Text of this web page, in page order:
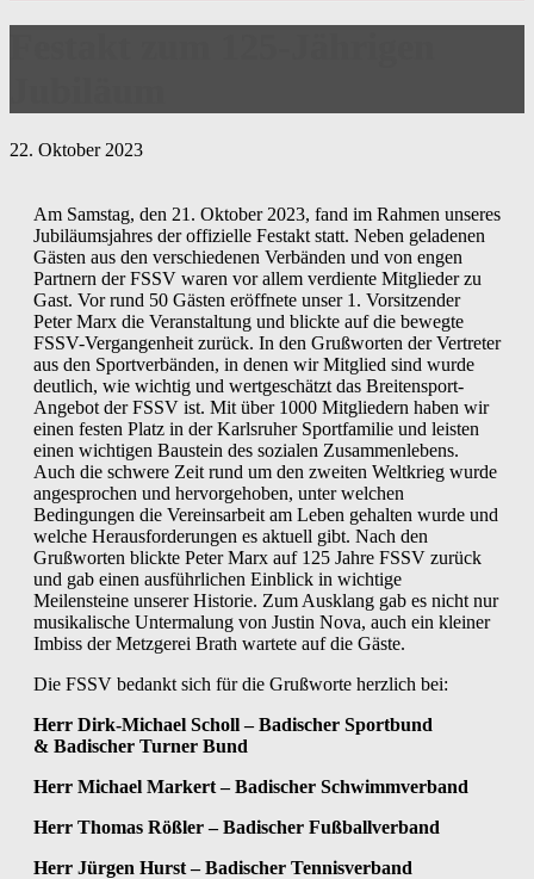
22. Oktober 2023
Am Samstag, den 21. Oktober 2023, fand im Rahmen unseres
Jubiläumsjahres der offizielle Festakt statt. Neben geladenen
Gästen aus den verschiedenen Verbänden und von engen
Partnern der FSSV waren vor allem verdiente Mitglieder zu
Gast. Vor rund 50 Gästen eröffnete unser 1. Vorsitzender
Peter Marx die Veranstaltung und blickte auf die bewegte
FSSV-Vergangenheit zurück. In den Grußworten der Vertreter
aus den Sportverbänden, in denen wir Mitglied sind wurde
deutlich, wie wichtig und wertgeschätzt das Breitensport-
Angebot der FSSV ist. Mit über 1000 Mitgliedern haben wir
einen festen Platz in der Karlsruher Sportfamilie und leisten
einen wichtigen Baustein des sozialen Zusammenlebens.
Auch die schwere Zeit rund um den zweiten Weltkrieg wurde
angesprochen und hervorgehoben, unter welchen
Bedingungen die Vereinsarbeit am Leben gehalten wurde und
welche Herausforderungen es aktuell gibt. Nach den
Grußworten blickte Peter Marx auf 125 Jahre FSSV zurück
und gab einen ausführlichen Einblick in wichtige
Meilensteine unserer Historie. Zum Ausklang gab es nicht nur
musikalische Untermalung von Justin Nova, auch ein kleiner
Imbiss der Metzgerei Brath wartete auf die Gäste.
Die FSSV bedankt sich für die Grußworte herzlich bei:
Herr Dirk-Michael Scholl –Badischer Sportbund
& Badischer Turner Bund
Herr Michael Markert –Badischer Schwimmverband
Herr Thomas Rößler –Badischer Fußballverband
Herr Jürgen Hurst –Badischer Tennisverband